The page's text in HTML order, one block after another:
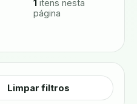
1itens nesta
página
Limpar filtros